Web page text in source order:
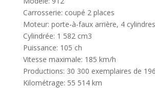
Carrosserie: coupé 2 places
Moteur: porte-à-faux arrière, 4
Cylindrée: 1 582 cm3
Puissance: 105 ch
Vitesse maximale: 185 km/h
Productions: 30 300 exemplaires de
Kilométrage: 55 514 km